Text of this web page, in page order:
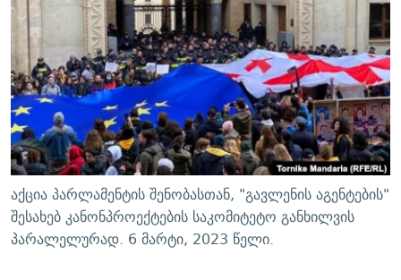
ᲛᲝᲚᲐᲞᲐᲠᲐᲙᲔ ᲢᲔᲥᲡᲢᲔᲑᲘ
ᲨᲘᲜ - ᲣᲪᲮᲝᲔᲗᲨᲘ
ᲚᲘᲢᲔᲠᲐᲢᲣᲠᲣᲚᲘ ᲬᲐᲮᲜᲐᲒᲔᲑᲘ
ᲐᲛᲔᲠᲘᲙᲣᲚᲘ ᲛᲝᲗᲮᲠᲝᲑᲐ
ᲘᲛᲞᲔᲠᲘᲐ ᲓᲐ ᲠᲐᲓᲘᲝ
ᲩᲔᲛᲘ ᲡᲘᲙᲕᲓᲘᲚᲘᲡ ᲛᲘᲖᲔᲖᲘᲐ COVID-19
11 ᲬᲔᲚᲘ - 11 ᲐᲛᲑᲐᲕᲘ
ᲡᲐᲞᲐᲠᲚᲐᲛᲔᲜᲢᲝ ᲐᲠᲩᲔᲕᲜᲔᲑᲘᲡ ᲘᲡᲢᲝᲠᲘᲐ
ᲑᲐᲕᲨᲕᲔᲑᲘ ᲞᲠᲝᲡᲢᲘᲢᲣᲪᲘᲐᲨᲘ - ᲐᲛᲝᲣᲗᲥᲛᲔᲚᲘ ᲐᲛᲑᲐᲕᲘ
5 ᲐᲛᲑᲐᲕᲘ - 20 ᲘᲕᲜᲘᲡᲡ ᲓᲐᲨᲐᲕᲔᲑᲣᲚᲔᲑᲘ
ᲐᲒᲕᲘᲡᲢᲝᲡ ᲝᲛᲘ
ПРИВЕТ ᲙᲣᲚᲢᲣᲠᲐ
ᲒᲐᲛᲝᲘᲬᲔᲠᲔ
რთე/რთ-ის ყველა საიტი
აქცია პარლამენტის შენობასთან, "გავლენის აგენტების"
შესახებ კანონპროექტების საკომიტეტო განხილვის
პარალელურად. 6 მარტი, 2023 წელი.